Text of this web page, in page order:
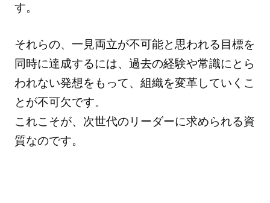
す。
それらの、一見両立が不可能と思われる目標を
同時に達成するには、過去の経験や常識にとら
われない発想をもって、組織を変革していくこ
とが不可欠です。
これこそが、次世代のリーダーに求められる資
質なのです。